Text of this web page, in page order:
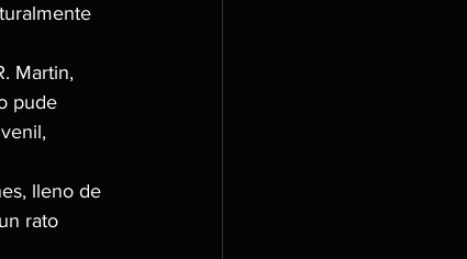
Martin,
pude
lleno de
rato